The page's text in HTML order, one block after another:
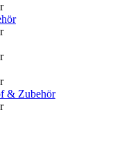
& Zubehör